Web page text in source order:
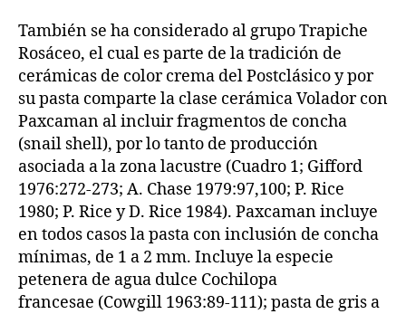
También se ha considerado al grupo Trapiche
Rosáceo, el cual es parte de la tradición de
cerámicas de color crema del Postclásico y por
su pasta comparte la clase cerámica Volador con
Paxcaman al incluir fragmentos de concha
(snail shell), por lo tanto de producción
asociada a la zona lacustre (Cuadro 1; Gifford
1976:272-273; A. Chase 1979:97,100; P. Rice
1980; P. Rice y D. Rice 1984). Paxcaman incluye
en todos casos la pasta con inclusión de concha
mínimas, de 1 a 2 mm. Incluye la especie
petenera de agua dulce Cochilopa
francesae (Cowgill 1963:89-111); pasta de gris a